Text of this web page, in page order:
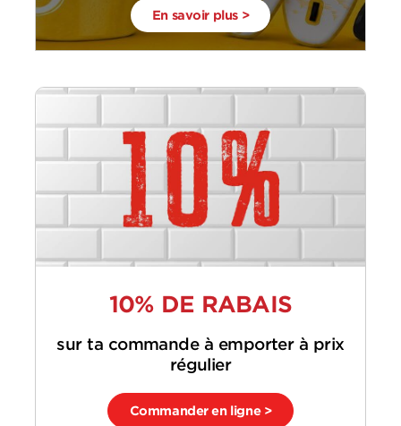
En savoir plus >
10% DE RABAIS
sur ta commande à emporter à prix
régulier
Commander en ligne >